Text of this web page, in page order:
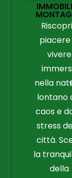
piacere
vivere
nella
lontano
caos e
stress
città.
la
della